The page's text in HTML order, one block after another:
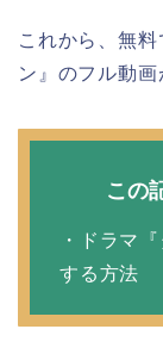
これから、無
ン』のフル動画
この
・ドラマ
する方法